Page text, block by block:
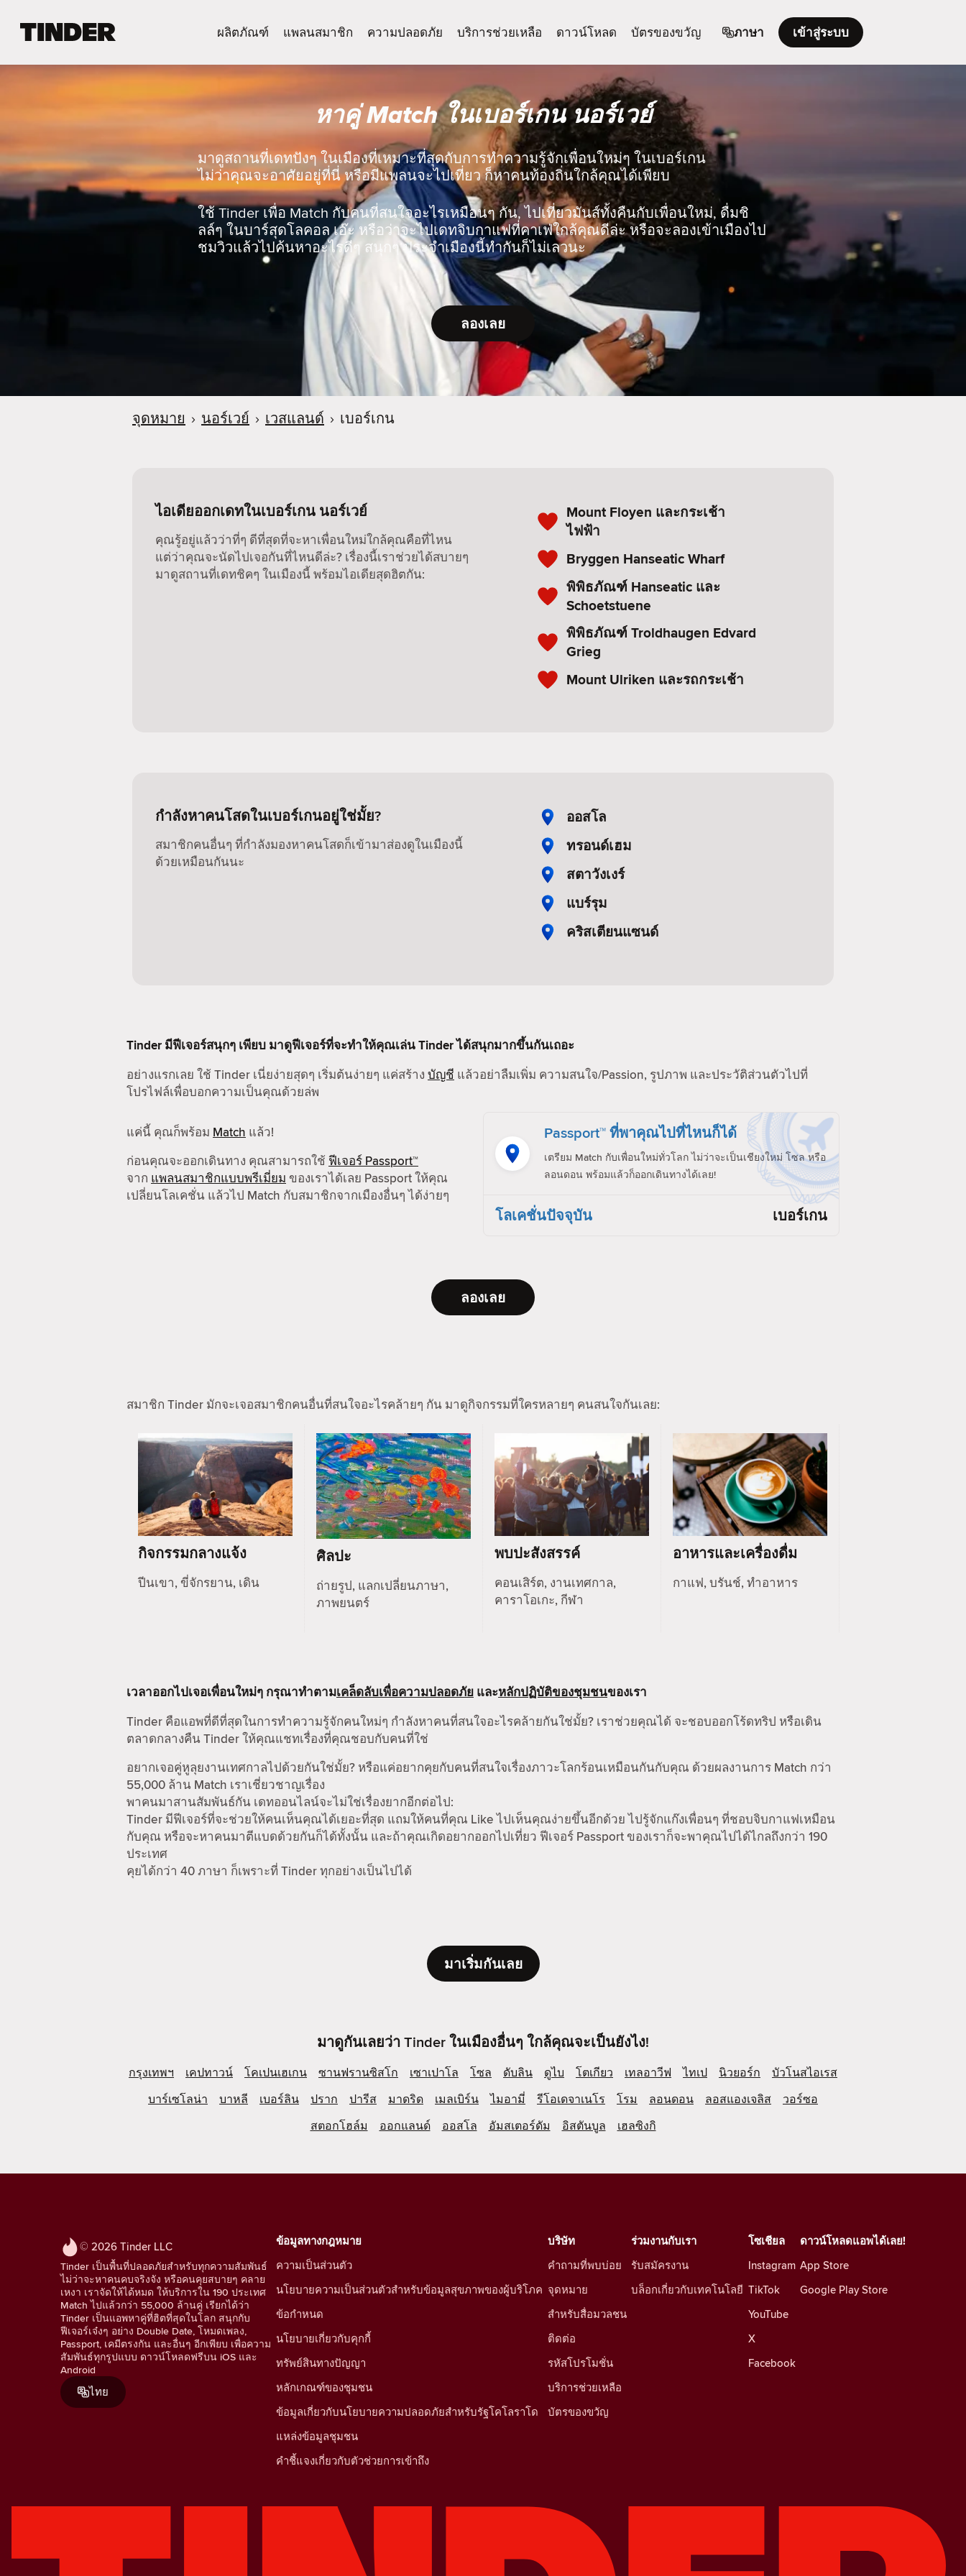
ห
d
e
r
ผลิตภัณฑ์ แพลนสมาชิก ความปลอดภัย บริการช่วยเหลือ ดาวน์โหลด บัตรของขวัญ ภาษา เข้าสู่ระบบ
หาคู่ Match ในเบอร์เกน นอร์เวย์
มาดูสถานที่เดทปังๆ ในเมืองที่เหมาะที่สุดกับการทำความรู้จักเพื่อนใหม่ๆ ในเบอร์เกน
ไม่ว่าคุณจะอาศัยอยู่ที่นี่ หรือมีแพลนจะไปเที่ยว ก็หาคนท้องถิ่นใกล้คุณได้เพียบ
ใช้ Tinder เพื่อ Match กับคนที่สนใจอะไรเหมือนๆ กัน, ไปเที่ยวมันส์ทั้งคืนกับเพื่อนใหม่, ดื่มชิ
ลล์ๆ ในบาร์สุดโลคอล เอ๊ะ หรือว่าจะไปเดทจิบกาแฟที่คาเฟ่ใกล้คุณดีล่ะ หรือจะลองเข้าเมืองไป
ชมวิวแล้วไปค้นหาอะไรดีๆ สนุกๆ ประจำเมืองนี้ทำกันก็ไม่เลวนะ
ลองเลย
จุดหมาย › นอร์เวย์ › เวสแลนด์ › เบอร์เกน
ไอเดียออกเดทในเบอร์เกน นอร์เวย์
คุณรู้อยู่แล้วว่าที่ๆ ดีที่สุดที่จะหาเพื่อนใหม่ใกล้คุณคือที่ไหน
แต่ว่าคุณจะนัดไปเจอกันที่ไหนดีล่ะ? เรื่องนี้เราช่วยได้สบายๆ
มาดูสถานที่เดทชิคๆ ในเมืองนี้ พร้อมไอเดียสุดฮิตกัน:
Mount Floyen และกระเช้า
ไฟฟ้า
Bryggen Hanseatic Wharf
พิพิธภัณฑ์ Hanseatic และ
Schoetstuene
พิพิธภัณฑ์ Troldhaugen Edvard
Grieg
Mount Ulriken และรถกระเช้า
กำลังหาคนโสดในเบอร์เกนอยู่ใช่มั้ย?
สมาชิกคนอื่นๆ ที่กำลังมองหาคนโสดก็เข้ามาส่องดูในเมืองนี้
ด้วยเหมือนกันนะ
ออสโล
ทรอนด์เฮม
สตาวังเงร์
แบร์รุม
คริสเตียนแซนด์
Tinder มีฟีเจอร์สนุกๆ เพียบ มาดูฟีเจอร์ที่จะทำให้คุณเล่น Tinder ได้สนุกมากขึ้นกันเถอะ
อย่างแรกเลย ใช้ Tinder เนี่ยง่ายสุดๆ เริ่มต้นง่ายๆ แค่สร้าง บัญชี แล้วอย่าลืมเพิ่ม ความสนใจ/Passion, รูปภาพ และประวัติส่วนตัวไปที่
โปรไฟล์เพื่อบอกความเป็นคุณด้วยล่พ
แค่นี้ คุณก็พร้อม Match แล้ว!
ก่อนคุณจะออกเดินทาง คุณสามารถใช้ ฟีเจอร์ Passport™
จาก แพลนสมาชิกแบบพรีเมี่ยม ของเราได้เลย Passport ให้คุณ
เปลี่ยนโลเคชั่น แล้วไป Match กับสมาชิกจากเมืองอื่นๆ ได้ง่ายๆ
Passport™ ที่พาคุณไปที่ไหนก็ได้
เตรียม Match กับเพื่อนใหม่ทั่วโลก ไม่ว่าจะเป็นเชียงใหม่ โซล หรือ
ลอนดอน พร้อมแล้วก็ออกเดินทางได้เลย!
โลเคชั่นปัจจุบัน เบอร์เกน
ลองเลย
สมาชิก Tinder มักจะเจอสมาชิกคนอื่นที่สนใจอะไรคล้ายๆ กัน มาดูกิจกรรมที่ใครหลายๆ คนสนใจกันเลย:
กิจกรรมกลางแจ้ง
ปีนเขา, ขี่จักรยาน, เดิน
ศิลปะ
ถ่ายรูป, แลกเปลี่ยนภาษา,
ภาพยนตร์
พบปะสังสรรค์
คอนเสิร์ต, งานเทศกาล,
คาราโอเกะ, กีฬา
อาหารและเครื่องดื่ม
กาแฟ, บรันช์, ทำอาหาร
เวลาออกไปเจอเพื่อนใหม่ๆ กรุณาทำตามเคล็ดลับเพื่อความปลอดภัย และหลักปฏิบัติของชุมชนของเรา
Tinder คือแอพที่ดีที่สุดในการทำความรู้จักคนใหม่ๆ กำลังหาคนที่สนใจอะไรคล้ายกันใช่มั้ย? เราช่วยคุณได้ จะชอบออกโร้ดทริป หรือเดิน
ตลาดกลางคืน Tinder ให้คุณแชทเรื่องที่คุณชอบกับคนที่ใช่
อยากเจอคู่หูลุยงานเทศกาลไปด้วยกันใช่มั้ย? หรือแค่อยากคุยกับคนที่สนใจเรื่องภาวะโลกร้อนเหมือนกันกับคุณ ด้วยผลงานการ Match กว่า
55,000 ล้าน Match เราเชี่ยวชาญเรื่อง
พาคนมาสานสัมพันธ์กัน เดทออนไลน์จะไม่ใช่เรื่องยากอีกต่อไป:
Tinder มีฟีเจอร์ที่จะช่วยให้คนเห็นคุณได้เยอะที่สุด แถมให้คนที่คุณ Like ไปเห็นคุณง่ายขึ้นอีกด้วย ไปรู้จักแก๊งเพื่อนๆ ที่ชอบจิบกาแฟเหมือน
กับคุณ หรือจะหาคนมาตีแบดด้วยกันก็ได้ทั้งนั้น และถ้าคุณเกิดอยากออกไปเที่ยว ฟีเจอร์ Passport ของเราก็จะพาคุณไปได้ไกลถึงกว่า 190
ประเทศ
คุยได้กว่า 40 ภาษา ก็เพราะที่ Tinder ทุกอย่างเป็นไปได้
มาเริ่มกันเลย
มาดูกันเลยว่า Tinder ในเมืองอื่นๆ ใกล้คุณจะเป็นยังไง!
กรุงเทพฯ เคปทาวน์ โคเปนเฮเกน ซานฟรานซิสโก เซาเปาโล โซล ดับลิน ดูไบ โตเกียว เทลอาวีฟ ไทเป นิวยอร์ก
บัวโนสไอเรส
บาร์เซโลน่า
บาหลี เบอร์ลิน ปราก ปารีส มาดริด เมลเบิร์น ไมอามี่ รีโอเดจาเนโร โรม ลอนดอน ลอสแองเจลิส
วอร์ซอ
สตอกโฮล์ม
ออกแลนด์ ออสโล อัมสเตอร์ดัม อิสตันบูล เฮลซิงกิ
© 2026 Tinder LLC
Tinder เป็นพื้นที่ปลอดภัยสำหรับทุกความสัมพันธ์
ไม่ว่าจะหาคนคบจริงจัง หรือคนคุยสบายๆ คลาย
เหงา เราจัดให้ได้หมด ให้บริการใน 190 ประเทศ
Match ไปแล้วกว่า 55,000 ล้านคู่ เรียกได้ว่า
Tinder เป็นแอพหาคู่ที่ฮิตที่สุดในโลก สนุกกับ
ฟีเจอร์เจ๋งๆ อย่าง Double Date, โหมดเพลง,
Passport, เคมีตรงกัน และอื่นๆ อีกเพียบ เพื่อความ
สัมพันธ์ทุกรูปแบบ ดาวน์โหลดฟรีบน iOS และ
Android
ไทย
โซเชียล
Instagram
TikTok
YouTube
X
Facebook
ข้อมูลทางกฎหมาย
ความเป็นส่วนตัว
นโยบายความเป็นส่วนตัวสำหรับข้อมูลสุขภาพของผู้บริโภค
ข้อกำหนด
นโยบายเกี่ยวกับคุกกี้
ทรัพย์สินทางปัญญา
หลักเกณฑ์ของชุมชน
ข้อมูลเกี่ยวกับนโยบายความปลอดภัยสำหรับรัฐโคโลราโด
แหล่งข้อมูลชุมชน
คำชี้แจงเกี่ยวกับตัวช่วยการเข้าถึง
ร่วมงานกับเรา
รับสมัครงาน
บล็อกเกี่ยวกับเทคโนโลยี
บริษัท
คำถามที่พบบ่อย
จุดหมาย
สำหรับสื่อมวลชน
ติดต่อ
รหัสโปรโมชั่น
บริการช่วยเหลือ
บัตรของขวัญ
ดาวน์โหลดแอพได้เลย!
App Store
Google Play Store